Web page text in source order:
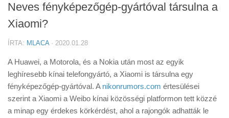
Cikkek
Tudástár
Tanácsok
Érdekességek
Neves fényképezőgép-gyártóval társulna a
Xiaomi?
ÍRTA: MLACA· 2020.01.28
A Huawei, a Motorola, és a Nokia után most az egyik
leghíresebb kínai telefongyártó, a Xiaomi is társulna egy
fényképezőgép-gyártóval. A nikonrumors.com értesülései
szerint a Xiaomi a Weibo kínai közösségi platformon tett közzé
a minap egy érdekes körkérdést, ahol a rajongók adhatták le